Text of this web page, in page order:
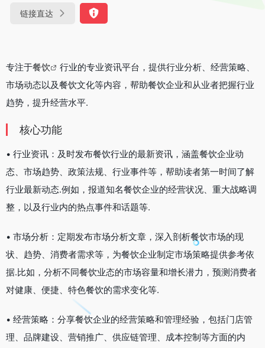
链接直达
专注于餐饮
行业的专业资讯平台，提供行业分析、经营策略、
市场动态以及餐饮文化等内容，帮助餐饮企业和从业者把握行业
趋势，提升经营水平.
核心功能
• 行业资讯：及时发布餐饮行业的最新资讯，涵盖餐饮企业动
态、市场趋势、政策法规、行业事件等，帮助读者第一时间了解
行业最新动态.例如，报道知名餐饮企业的经营状况、重大战略调
整，以及行业内的热点事件和话题等.
• 市场分析：定期发布市场分析文章，深入剖析餐饮市场的现
状、趋势、消费者需求等，为餐饮企业制定市场策略提供参考依
据.比如，分析不同餐饮业态的市场容量和增长潜力，预测消费者
对健康、便捷、特色餐饮的需求变化等.
• 经营策略：分享餐饮企业的经营策略和管理经验，包括门店管
理、品牌建设、营销推广、供应链管理、成本控制等方面的内